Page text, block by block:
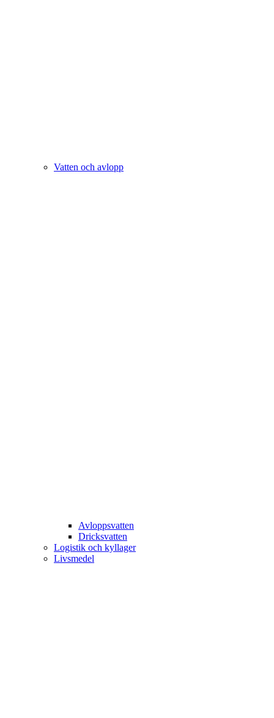
Vatten och avlopp
Avloppsvatten
Dricksvatten
Logistik och kyllager
Livsmedel